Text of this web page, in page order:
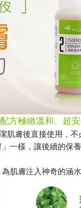
方極緻溫和、超安
肌膚後直接使用，不
一樣，讓後續的保
肌膚注入神奇的涵水